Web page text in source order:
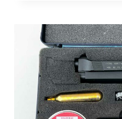
DU
SAC
DE
TIR
PAS
CHER
MAIS
COSTAUD